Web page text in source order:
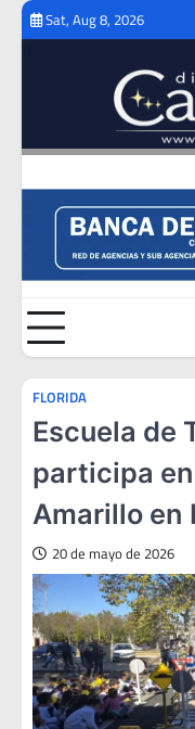
Skip
Sat, Aug 8, 2026
FLORIDA
Escuela de
participa
Amarillo en
20 de mayo de 2026